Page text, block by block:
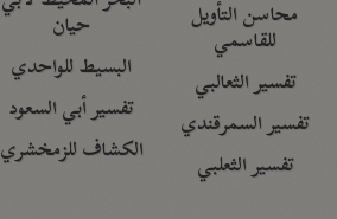
محاسن التأويل
للقاسمي
تفسير الثعالبي
تفسير السمرقندي
تفسير الثعلبي
حيان
البسيط للواحدي
تفسير أبي السعود
الكشاف للزمخشري